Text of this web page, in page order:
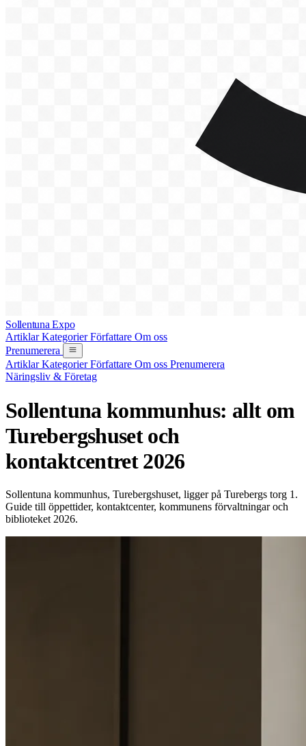
Sollentuna Expo
ArtiklarKategorierFörfattare Om oss
Prenumerera
ArtiklarKategorierFörfattare Om oss Prenumerera
Näringsliv & Företag
Sollentuna kommunhus: allt om
Turebergshuset och
kontaktcentret 2026
Sollentuna kommunhus, Turebergshuset, ligger på Turebergs torg 1.
Guide till öppettider, kontaktcenter, kommunens förvaltningar och
biblioteket 2026.